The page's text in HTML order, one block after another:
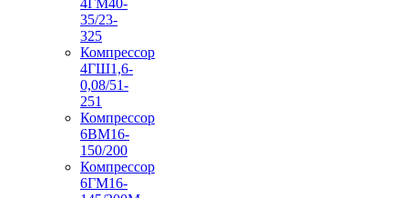
4ГМ40-
35/23-
325
Компрессор
4ГШ1,6-
0,08/51-
251
Компрессор
6ВМ16-
150/200
Компрессор
6ГМ16-